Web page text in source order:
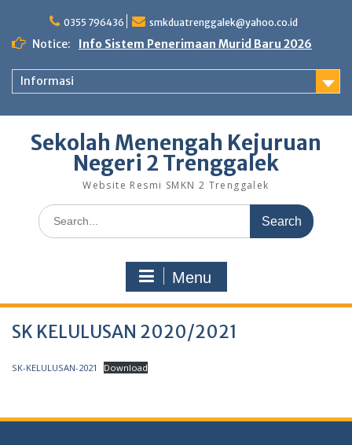
content
0355 796436 smkduatrenggalek@yahoo.co.id
Notice: Info Sistem Penerimaan Murid Baru 2026
Informasi
Sekolah Menengah Kejuruan
Negeri 2 Trenggalek
Website Resmi SMKN 2 Trenggalek
Search
for:
Menu
SK KELULUSAN 2020/2021
SK-KELULUSAN-2021 Download